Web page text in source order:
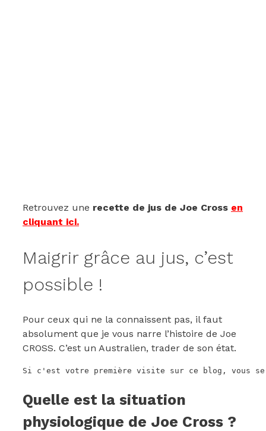
Retrouvez une recette de jus de Joe Cross en
cliquant ici.
Maigrir grâce au jus, c’est
possible !
Pour ceux qui ne la connaissent pas, il faut
absolument que je vous narre l’histoire de Joe
CROSS. C’est un Australien, trader de son état.
Si c'est votre première visite sur ce blog, vous
Quelle est la situation
physiologique de Joe Cross ?